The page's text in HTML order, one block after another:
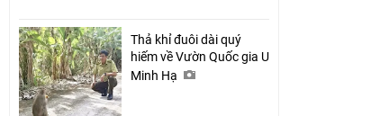
Thả khỉ đuôi dài quý
hiếm về Vườn Quốc gia U
Minh Hạ